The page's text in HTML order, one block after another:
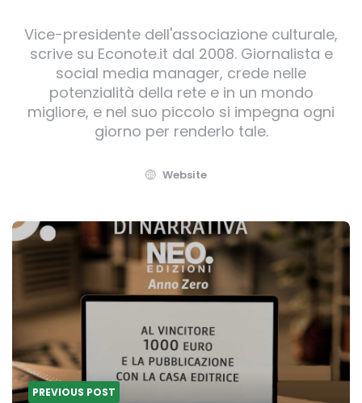
Vice-presidente dell'associazione culturale,
scrive su Econote.it dal 2008. Giornalista e
social media manager, crede nelle
potenzialità della rete e in un mondo
migliore, e nel suo piccolo si impegna ogni
giorno per renderlo tale.
Website
Post
navigation
PREVIOUS POST